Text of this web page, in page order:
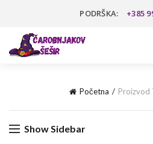
PODRŠKA: +385
Početna Proizvod
Show Sidebar